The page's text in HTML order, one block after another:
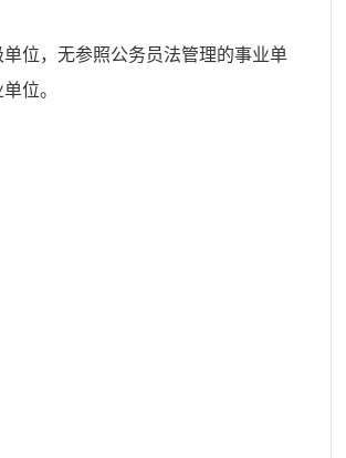
位，无参照公务员法管理的事业单
位。